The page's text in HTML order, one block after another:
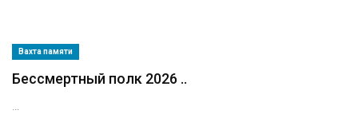
Вахта памяти
Бессмертный полк 2026 ..
...